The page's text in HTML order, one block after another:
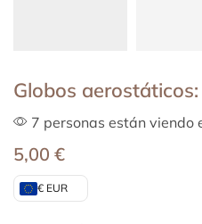
Globos
7 personas están viendo
5,00 €
€ EUR